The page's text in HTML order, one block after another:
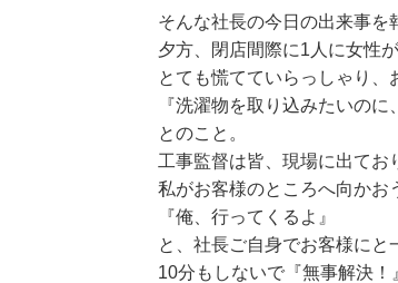
そんな社長の今日の出来事を
夕方、閉店間際に1人に女性
とても慌てていらっしゃり、
『洗濯物を取り込みたいの
とのこと。
工事監督は皆、現場に出て
私がお客様のところへ向かお
『俺、行ってくるよ』
と、社長ご自身でお客様に
10分もしないで『無事解決！